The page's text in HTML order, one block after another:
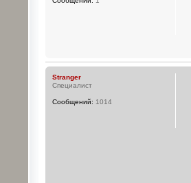
Stranger
Специалист
Сообщений: 1014